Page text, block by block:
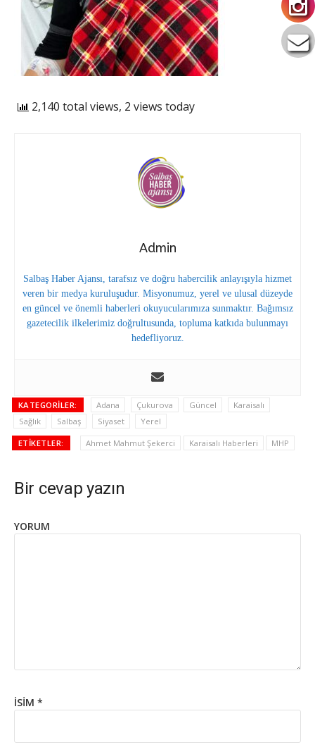
2,140 total views, 2 views today
Admin
Salbaş Haber Ajansı, tarafsız ve doğru habercilik anlayışıyla hizmet
veren bir medya kuruluşudur. Misyonumuz, yerel ve ulusal düzeyde
en güncel ve önemli haberleri okuyucularımıza sunmaktır. Bağımsız
gazetecilik ilkelerimiz doğrultusunda, topluma katkıda bulunmayı
hedefliyoruz.
KATEGORILER: Adana Çukurova Güncel
Karaisalı
Sağlık
Salbaş Siyaset Yerel
ETIKETLER: Ahmet Mahmut Şekerci Karaisalı Haberleri MHP
Bir cevap yazın
YORUM
İSIM *